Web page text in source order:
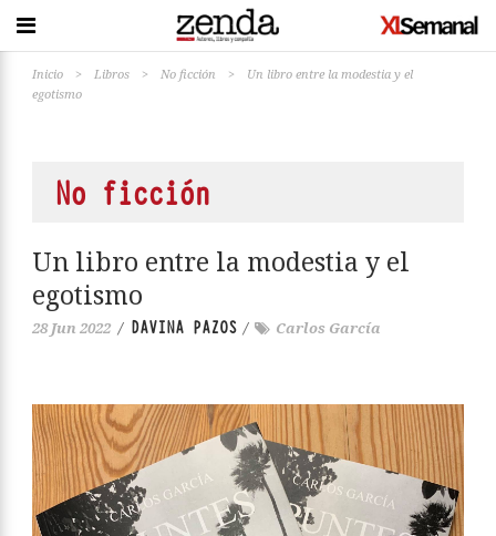
Inicio > Libros > No ficción >
Un libro entre la modestia y el
egotismo
No ficción
Un libro entre la modestia y el
egotismo
28 Jun 2022 / DAVINA PAZOS / Carlos García